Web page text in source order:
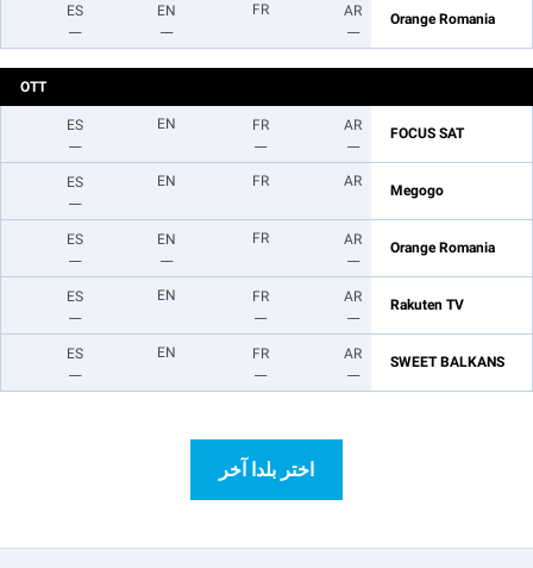
Orange Romania
AR
FR
EN
ES
OTT
FOCUS SAT
AR
FR
EN
ES
Megogo
AR
FR
EN
ES
Orange Romania
AR
FR
EN
ES
Rakuten TV
AR
FR
EN
ES
SWEET BALKANS
AR
FR
EN
ES
اختر بلدا آخر